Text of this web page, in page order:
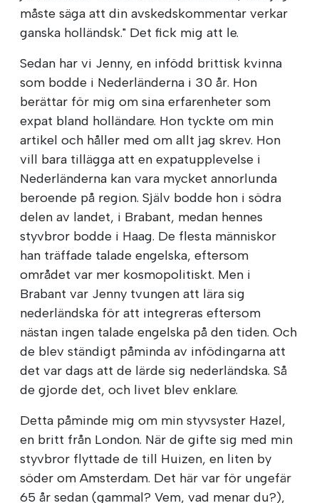
måste säga att din avskedskommentar verkar
ganska holländsk." Det fick mig att le.
Sedan har vi Jenny, en infödd brittisk kvinna
som bodde i Nederländerna i 30 år. Hon
berättar för mig om sina erfarenheter som
expat bland holländare. Hon tyckte om min
artikel och håller med om allt jag skrev. Hon
vill bara tillägga att en expatupplevelse i
Nederländerna kan vara mycket annorlunda
beroende på region. Själv bodde hon i södra
delen av landet, i Brabant, medan hennes
styvbror bodde i Haag. De flesta människor
han träffade talade engelska, eftersom
området var mer kosmopolitiskt. Men i
Brabant var Jenny tvungen att lära sig
nederländska för att integreras eftersom
nästan ingen talade engelska på den tiden. Och
de blev ständigt påminda av infödingarna att
det var dags att de lärde sig nederländska. Så
de gjorde det, och livet blev enklare.
Detta påminde mig om min styvsyster Hazel,
en britt från London. När de gifte sig med min
styvbror flyttade de till Huizen, en liten by
söder om Amsterdam. Det här var för ungefär
65 år sedan (gammal? Vem, vad menar du?),